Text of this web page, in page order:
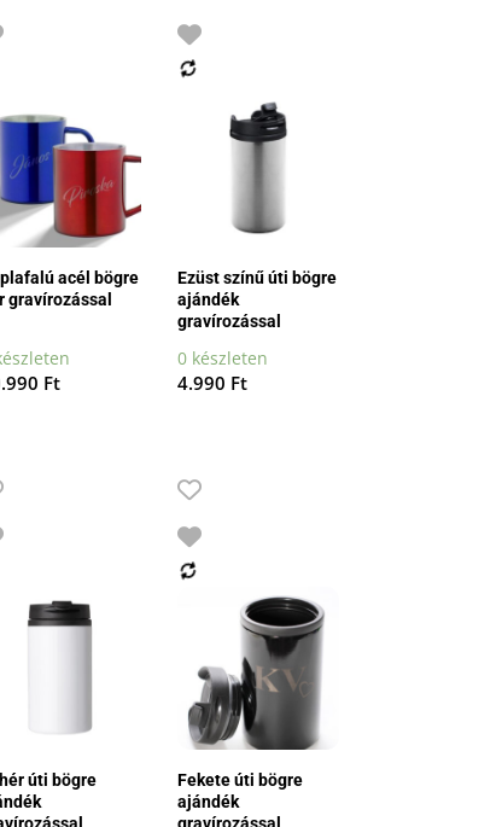
acél bögre
gravírozással
Ft
Ezüst színű úti bögre
ajándék
gravírozással
0 készleten
4.990 Ft
úti bögre
Fekete úti bögre
ajándék
gravírozással